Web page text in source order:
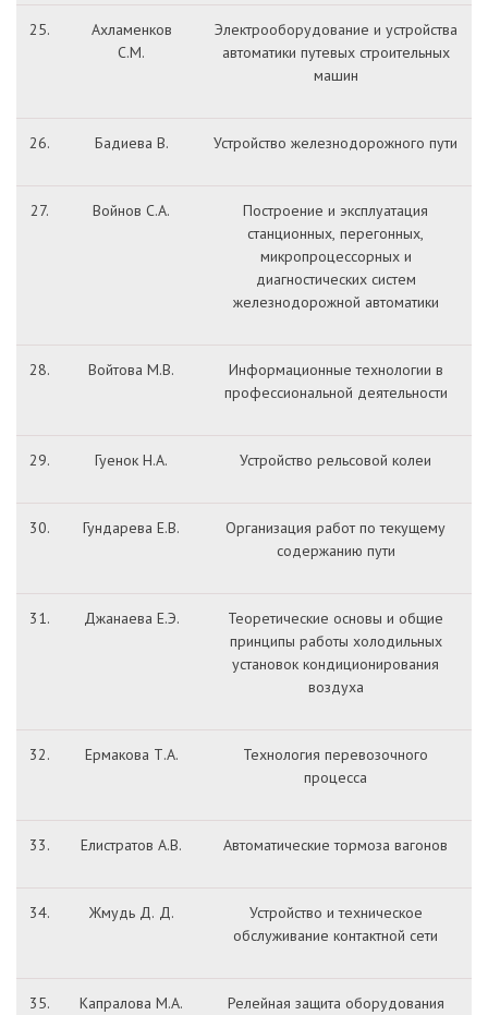
25.
Ахламенков
С.М.
Электрооборудование и устройства
автоматики путевых строительных
машин
26. Бадиева В. Устройство железнодорожного пути
27. Войнов С.А.
Построение и эксплуатация
станционных, перегонных,
микропроцессорных и
диагностических систем
железнодорожной автоматики
28. Войтова М.В.
Информационные технологии в
профессиональной деятельности
29. Гуенок Н.А. Устройство рельсовой колеи
30. Гундарева Е.В.
Организация работ по текущему
содержанию пути
31. Джанаева Е.Э.
Теоретические основы и общие
принципы работы холодильных
установок кондиционирования
воздуха
32. Ермакова Т.А.
Технология перевозочного
процесса
33. Елистратов А.В. Автоматические тормоза вагонов
34. Жмудь Д. Д.
Устройство и техническое
обслуживание контактной сети
35. Капралова М.А.
Релейная защита оборудования